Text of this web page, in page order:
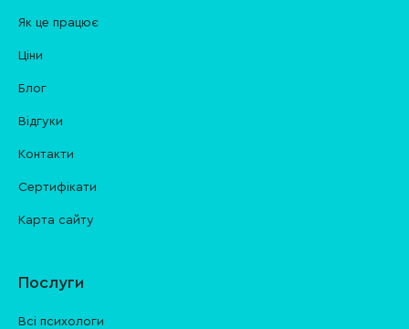
Як це працює
Ціни
Блог
Відгуки
Контакти
Cертифікати
Карта сайту
Послуги
Всі психологи